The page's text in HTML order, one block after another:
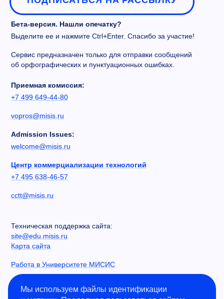
Бета-версия. Нашли опечатку?
Выделите ее и нажмите Ctrl+Enter. Спасибо за участие!
Сервис предназначен только для отправки сообщений
об орфографических и пунктуационных ошибках.
Приемная комиссия:
+7 499 649-44-80
vopros@misis.ru
Admission Issues:
welcome@misis.ru
Центр коммерциализации технологий
+7 495 638-46-57
cctt@misis.ru
Техническая поддержка сайта:
site@edu.misis.ru
Карта сайта
Работа в Университете МИСИС
Сведения об образовательной организации
Мы используем файлы идентификации